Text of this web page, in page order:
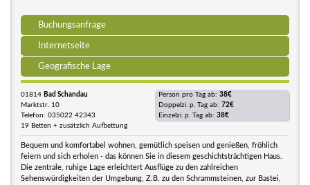
Buchungsanfrage
Internetseite
Geografische Lage
01814 Bad Schandau
Marktstr. 10
Telefon: 035022 42343
19 Betten + zusätzlich Aufbettung
Person pro Tag ab: 38€
Doppelzi. p. Tag ab: 72€
Einzelzi. p. Tag ab: 38€
Bequem und komfortabel wohnen, gemütlich speisen und genießen, fröhlich
feiern und sich erholen - das können Sie in diesem geschichtsträchtigen Haus.
Die zentrale, ruhige Lage erleichtert Ausflüge zu den zahlreichen
Sehenswürdigkeiten der Umgebung, Z.B. zu den Schrammsteinen, zur Bastei,